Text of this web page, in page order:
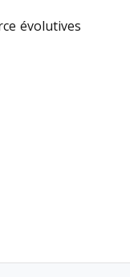
évolutives